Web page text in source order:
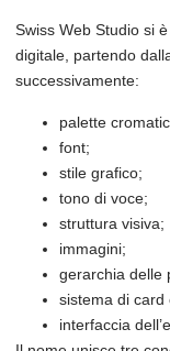
Swiss Web Studio si
digitale, partendo
successivamente:
palette
font;
stile grafico;
tono di voce;
struttura visiva;
immagini;
gerarchia delle
sistema di card
interfaccia